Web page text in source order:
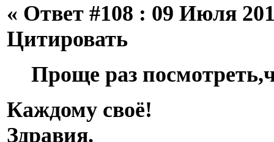
« Ответ #108 : 09 Июля
Цитировать
Проще раз
Каждому своё!
Здравия.